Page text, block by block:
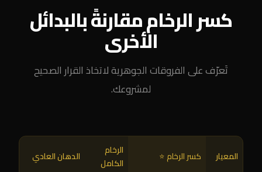
كسر الرخام مقارنةً بالبدائل
الأخرى
تَعرّف على الفروقات الجوهرية لاتخاذ القرار الصحيح
لمشروعك.
المعيار كسر الرخام ⭐
الرخام
الكامل
الدهان العادي